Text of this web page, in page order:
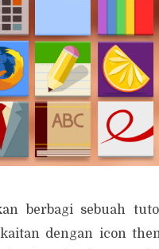
berbagi sebuah
dengan icon